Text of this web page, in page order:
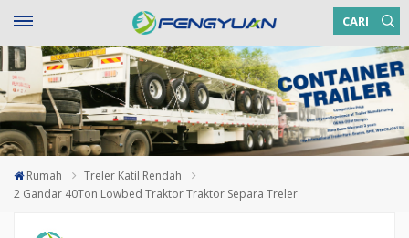
CARI
Rumah
Treler Katil Rendah
2 Gandar 40Ton Lowbed Traktor Traktor Separa Treler